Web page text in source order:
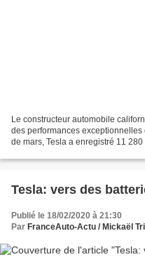
Le constructeur automobile
des performances
de mars, Tesla a enregistré 11
Tesla: vers des
Publié le 18/02/2020 à 21:30
Par FranceAuto-Actu / Mickaël